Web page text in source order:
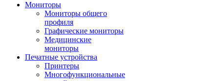
Мониторы
Мониторы общего
профиля
Графические мониторы
Медицинские
мониторы
Печатные устройства
Принтеры
Многофункциональные